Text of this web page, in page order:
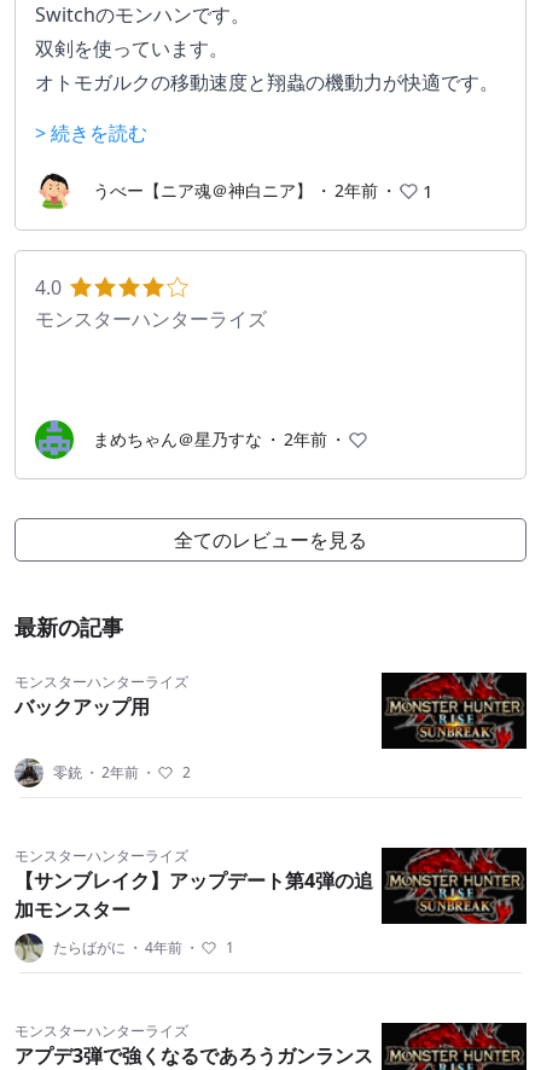
Switchのモンハンです。
双剣を使っています。
オトモガルクの移動速度と翔蟲の機動力が快適です。
攻撃に移るときにも狙いの場所に飛びかかってから双
剣のアクションに繋げることができます。
双剣は自動的に敵の体に沿って攻撃することができる
ので、隙を見せずに攻撃を続けられて楽しいです。
> 続きを読む
うべー【ニア魂＠神白ニア】 ・ 2年前 ・ 1
4.0
モンスターハンターライズ
まめちゃん＠星乃すな ・ 2年前 ・
全てのレビューを見る
最新の記事
モンスターハンターライズ
バックアップ用
零銃 ・ 2年前 ・ 2
モンスターハンターライズ
【サンブレイク】アップデート第4弾の追
加モンスター
たらばがに ・ 4年前 ・ 1
モンスターハンターライズ
アプデ3弾で強くなるであろうガンランス